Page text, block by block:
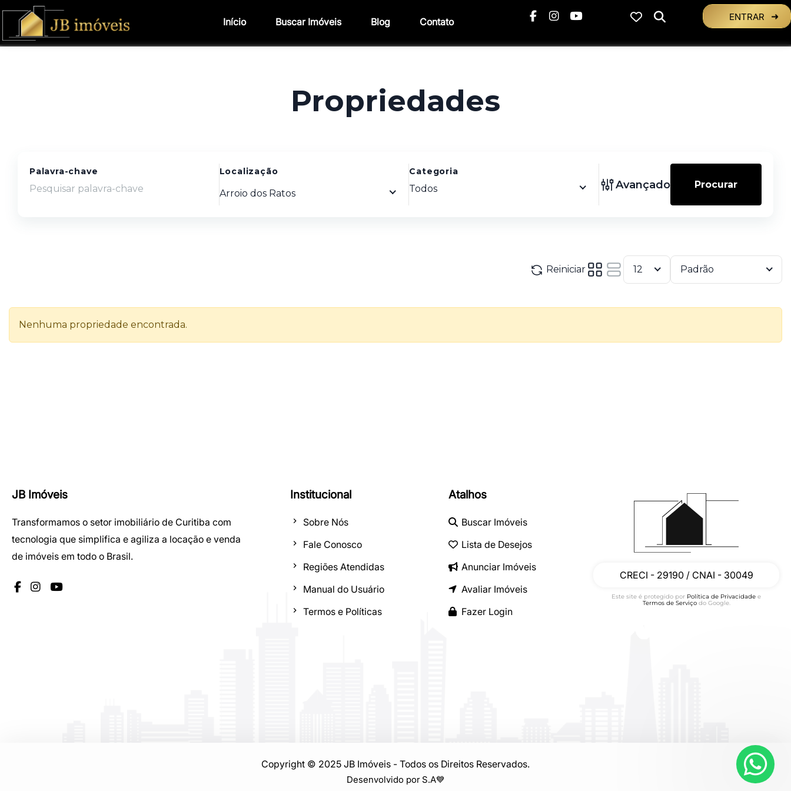
JB Imóveis
Transformamos o setor imobiliário de Curitiba com
tecnologia que simplifica e agiliza a locação e venda
de imóveis em todo o Brasil.
Institucional
Sobre Nós
Fale Conosco
Regiões Atendidas
Manual do Usuário
Termos e Políticas
Atalhos
Buscar Imóveis
Lista de Desejos
Anunciar Imóveis
Avaliar Imóveis
Fazer Login
CRECI - 29190 / CNAI - 30049
Este site é protegido por Política de Privacidade e
Termos de Serviçodo Google.
Copyright © 2025 JB Imóveis - Todos os Direitos Reservados.
Desenvolvido por S.A💙
Início Buscar Imóveis Blog Contato ENTRAR